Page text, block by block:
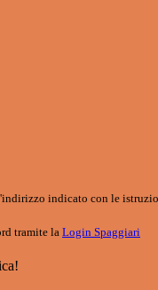
indicato con le
tramite la Login Spaggiari